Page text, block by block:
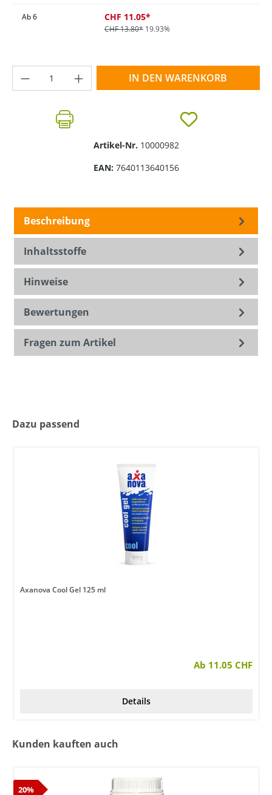
Ab6 CHF 11.05*
CHF 13.80* 19.93%
Produkt Anzahl: Gib den gewünschten
IN DEN WARENKORB
Artikel-Nr. 10000982
EAN: 7640113640156
Beschreibung
Inhaltsstoffe
Hinweise
Bewertungen
Fragen zum Artikel
Dazu passend
Axanova Cool Gel 125 ml
Ab 11.05 CHF
Details
Kunden kauften auch
20%